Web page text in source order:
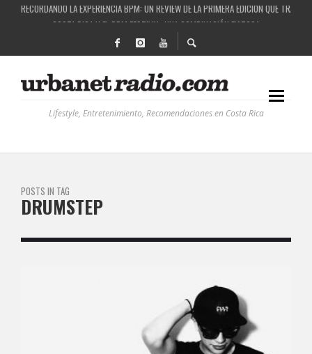
RECORDANDO LA EXPERIENCIA BPM: UN REVIEW DE LA PRIMERA EDICIÓN QUE TRAJO
COSTA RICA Y EL BPM FESTIVAL: UNA COMBINACIÓN EXITOSA
RUTAS NATURBANAS: EL PROYECTO QUE ESTÁ TRANSFORMANDO LA CALIDAD DE
LA HISTORIA DETRÁS DE LA MÚSICA ELECTRÓNICA: BBC RADIOPHONIC WORKSHOP
Lifestyle, Entretenimiento, Recomendaciones en Costa Rica
POSTS IN TAG
DRUMSTEP